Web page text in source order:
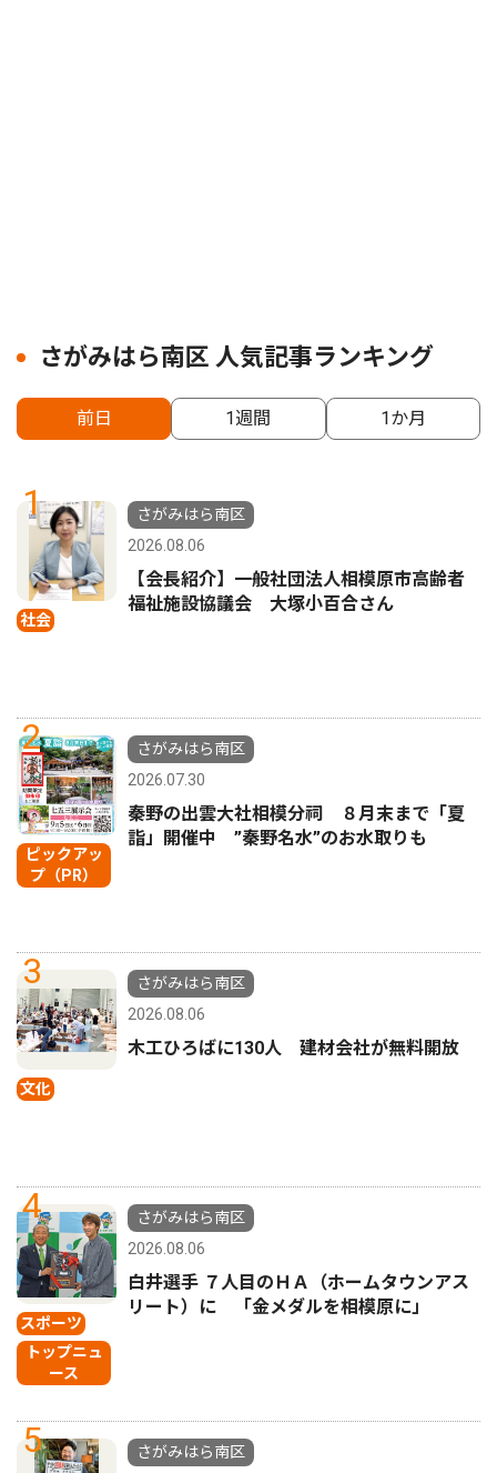
さがみはら南区 人気記事ランキング
前日 1週間 1か月
1
社会
さがみはら南区
2026.08.06
【会長紹介】一般社団法人相模原市高齢者
福祉施設協議会 大塚小百合さん
2
ピックアッ
プ（PR）
さがみはら南区
2026.07.30
秦野の出雲大社相模分祠 ８月末まで「夏
詣」開催中 ”秦野名水”のお水取りも
3
文化
さがみはら南区
2026.08.06
木工ひろばに130人 建材会社が無料開放
4
スポーツ
トップニュ
ース
さがみはら南区
2026.08.06
白井選手 ７人目のＨＡ（ホームタウンアス
リート）に 「金メダルを相模原に」
5
さがみはら南区